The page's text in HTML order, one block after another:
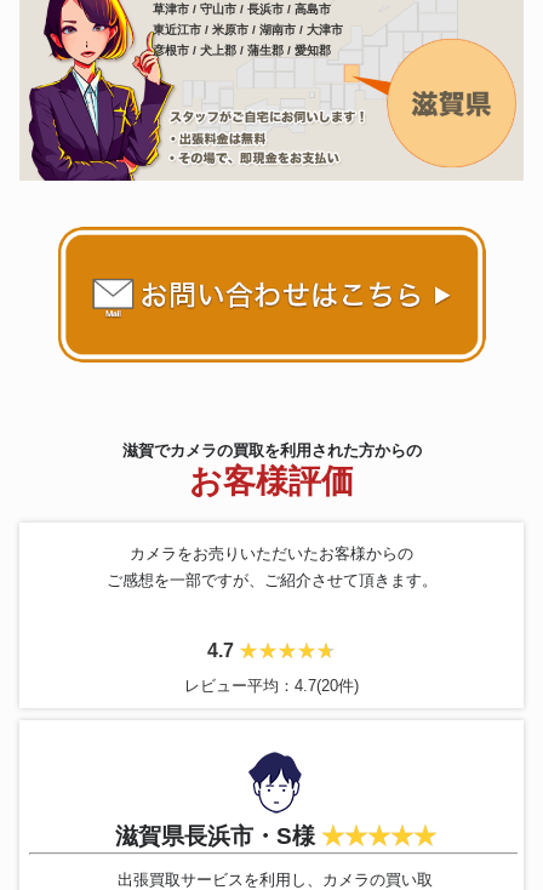
草津市 / 守山市 / 長浜市 / 高島市
東近江市 / 米原市 / 湖南市 / 大津市
彦根市 / 犬上郡 / 蒲生郡 / 愛知郡
滋賀でカメラの買取を利用された方からの
お客様評価
カメラをお売りいただいたお客様からの
ご感想を一部ですが、ご紹介させて頂きます。
4.7
レビュー平均：4.7(20件)
滋賀県長浜市・S様
出張買取サービスを利用し、カメラの買い取